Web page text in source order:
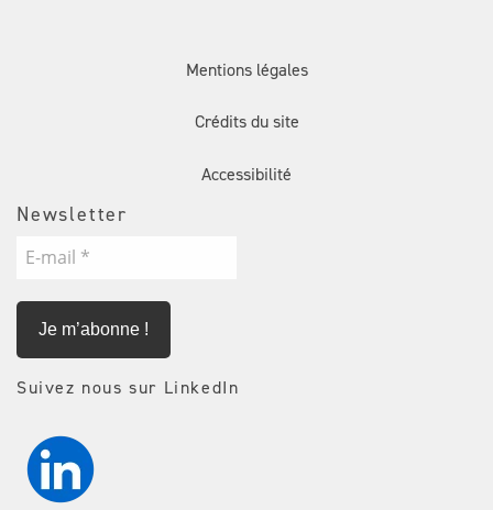
Mentions légales
Crédits du site
Accessibilité
Newsletter
E-
*
Suivez nous sur LinkedIn